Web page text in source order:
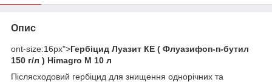
Опис
ont-size:16px">Гербіцид Луазит КЕ ( Флуазифоп-п-бутил
150 г/л ) Himagro M 10 л
Післясходовий гербіцид для знищення однорічних та